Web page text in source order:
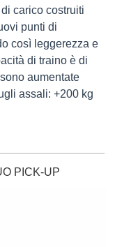
carico costruiti
punti di
così leggerezza e
di traino è di
aumentate
assali: +200 kg
PICK-UP